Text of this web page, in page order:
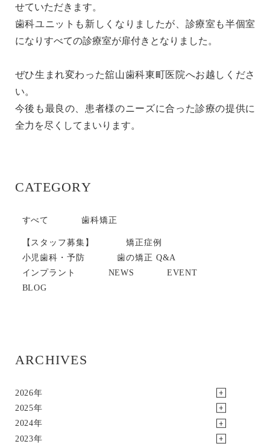
CATEGORY
すべて 歯科矯正
【スタッフ募集】
矯正症例
小児歯科・予防
歯の矯正 Q&A
インプラント
NEWS
EVENT
BLOG
ARCHIVES
2026年
2025年
2024年
2023年
せていただきます。
歯科ユニットも新しくなりましたが、診療室も半個室
になりすべての診療室が扉付きとなりました。
ぜひ生まれ変わった舘山歯科東町医院へお越しくださ
い。
今後も最良の、患者様のニーズに合った診療の提供に
全力を尽くしてまいります。